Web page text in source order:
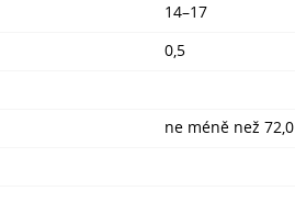
14–17
0,5
ne méně než 72,0